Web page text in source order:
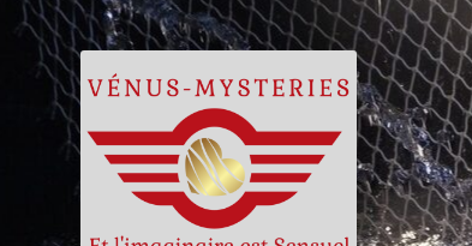
Aller
à
navigation
Aller
au